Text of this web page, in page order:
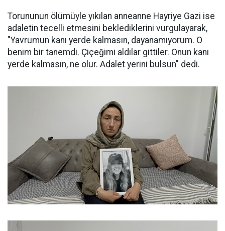
Torununun ölümüyle yıkılan anneanne Hayriye Gazi ise
adaletin tecelli etmesini beklediklerini vurgulayarak,
"Yavrumun kanı yerde kalmasın, dayanamıyorum. O
benim bir tanemdi. Çiçeğimi aldılar gittiler. Onun kanı
yerde kalmasın, ne olur. Adalet yerini bulsun" dedi.